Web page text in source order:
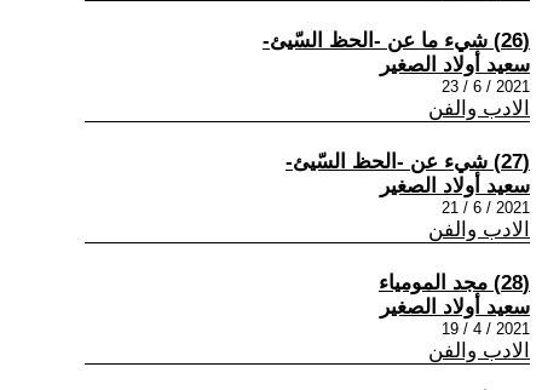
(26) شيء ما عن -الحظ السّيئ-
سعيد أولاد الصغير
2021 / 6 / 23
الادب والفن
(27) شيء عن -الحظ السّيئ-
سعيد أولاد الصغير
2021 / 6 / 21
الادب والفن
(28) مجد المومياء
سعيد أولاد الصغير
2021 / 4 / 19
الادب والفن